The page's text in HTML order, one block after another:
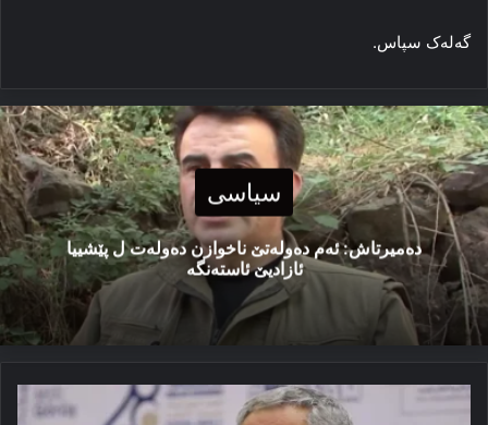
گه‌له‌ک سپاس.
سیاسی
دەمیرتاش: ئەم دەولەتێ ناخوازن دەولەت ل پێشییا
ئازادیێ ئاستەنگە
ژ